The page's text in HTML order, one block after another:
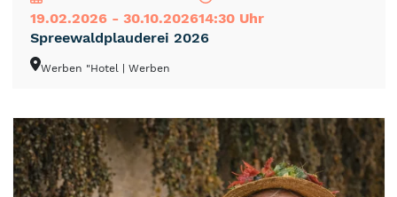
19.02.2026 - 30.10.202614:30 Uhr
Spreewaldplauderei 2026
Werben "Hotel | Werben